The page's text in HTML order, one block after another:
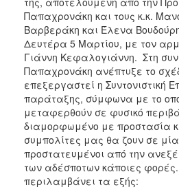
Παπαχρονάκη και τους κ.κ.
Βαρβεράκη και Έλενα
Δευτέρα 5 Μαρτίου, με τον
Γιάννη Κεφαλογιάννη. Στη
Παπαχρονάκη ανέπτυξε το
επεξεργαστεί η Συντονιστική
παράταξης, σύμφωνα με το
μεταφερθούν σε φυσικό
διαμορφωμένο με προστασία
συμπολίτες μας θα ζουν σε
προστατευμένοι από την
των αδέσποτων κάποιες
περιλαμβάνει τα εξής: